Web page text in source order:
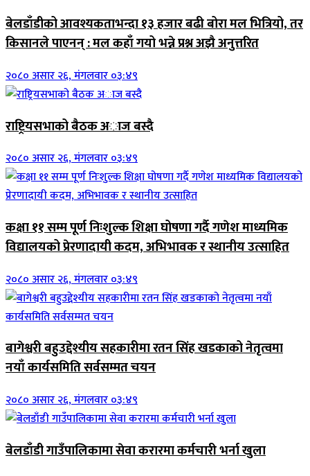
बेलडाँडीको आवश्यकताभन्दा १३ हजार बढी बोरा मल भित्रियो, तर
किसानले पाएनन् : मल कहाँ गयो भन्ने प्रश्न अझै अनुत्तरित
२०८० असार २६, मंगलवार ०३:४९
राष्ट्रियसभाको बैठक अाज बस्दै
२०८० असार २६, मंगलवार ०३:४९
कक्षा ११ सम्म पूर्ण निःशुल्क शिक्षा घोषणा गर्दै गणेश माध्यमिक
विद्यालयको प्रेरणादायी कदम, अभिभावक र स्थानीय उत्साहित
२०८० असार २६, मंगलवार ०३:४९
बागेश्वरी बहुउद्देश्यीय सहकारीमा रतन सिंह खडकाको नेतृत्वमा
नयाँ कार्यसमिति सर्वसम्मत चयन
२०८० असार २६, मंगलवार ०३:४९
बेलडाँडी गाउँपालिकामा सेवा करारमा कर्मचारी भर्ना खुला